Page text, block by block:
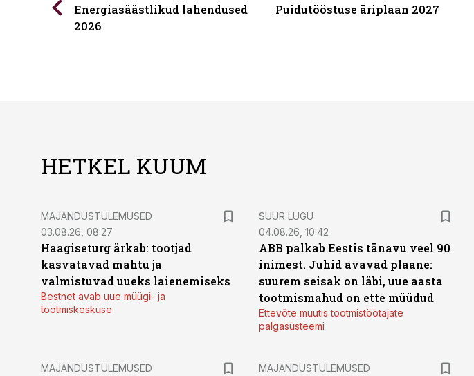
Energiasäästlikud lahendused
2026
Puidutööstuse äriplaan 2027
HETKEL KUUM
MAJANDUSTULEMUSED
03.08.26, 08:27
Haagiseturg ärkab: tootjad
kasvatavad mahtu ja
valmistuvad uueks laienemiseks
Bestnet avab uue müügi- ja
tootmiskeskuse
SUUR LUGU
04.08.26, 10:42
ABB palkab Eestis tänavu veel 90
inimest. Juhid avavad plaane:
suurem seisak on läbi, uue aasta
tootmismahud on ette müüdud
Ettevõte muutis tootmistöötajate
palgasüsteemi
MAJANDUSTULEMUSED MAJANDUSTULEMUSED